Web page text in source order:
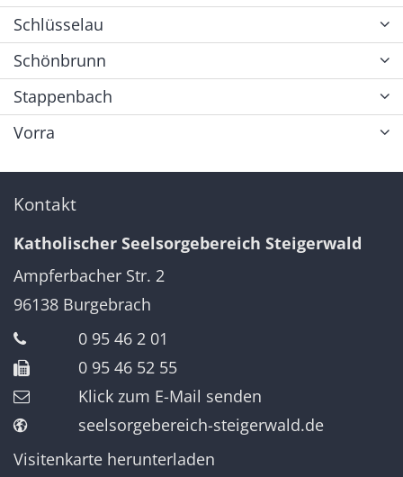
Schlüsselau
Schönbrunn
Stappenbach
Vorra
Kontakt
Katholischer Seelsorgebereich Steigerwald
Ampferbacher Str. 2
96138 Burgebrach
0 95 46 2 01
0 95 46 52 55
Klick zum E-Mail senden
seelsorgebereich-steigerwald.de
Visitenkarte herunterladen